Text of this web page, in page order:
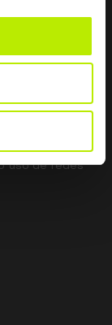
dos
por e-mail,
uso de redes